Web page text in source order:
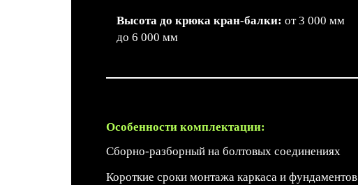
Высота до крюка кран-балки: от 3 000 мм
до 6 000 мм
Особенности комплектации:
Сборно-разборный на болтовых соединениях
Короткие сроки монтажа каркаса и фундаментов